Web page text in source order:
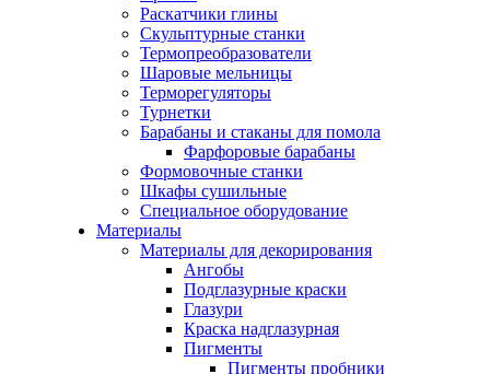
Раскатчики глины
Скульптурные станки
Термопреобразователи
Шаровые мельницы
Терморегуляторы
Турнетки
Барабаны и стаканы для помола
Фарфоровые барабаны
Формовочные станки
Шкафы сушильные
Специальное оборудование
Материалы
Материалы для декорирования
Ангобы
Подглазурные краски
Глазури
Краска надглазурная
Пигменты
Пигменты пробники